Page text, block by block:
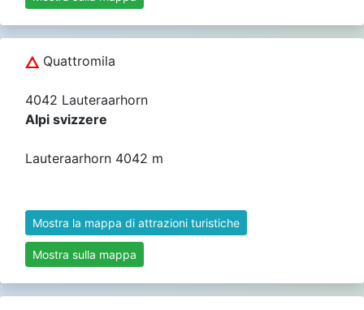
Quattromila
4042 Lauteraarhorn
Alpi svizzere
Lauteraarhorn 4042 m
Mostra la mappa di attrazioni turistiche
Mostra sulla mappa